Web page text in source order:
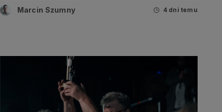
Marcin Szumny 4 dni temu